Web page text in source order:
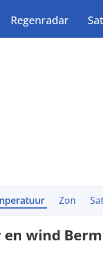
Regenradar
Zon
wind